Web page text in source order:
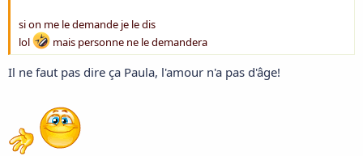
si on me le demande je le dis
lol
mais personne ne le demandera
Il ne faut pas dire ça Paula, l'amour n'a pas d'âge!